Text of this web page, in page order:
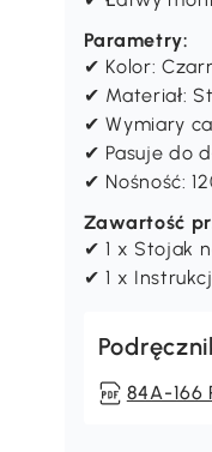
Parametry:
✔ Kolor:
✔ Materiał:
✔ Wymiary
✔ Pasuje do
✔ Nośność:
Zawartość
✔ 1 x Stojak
✔ 1 x
84A-166